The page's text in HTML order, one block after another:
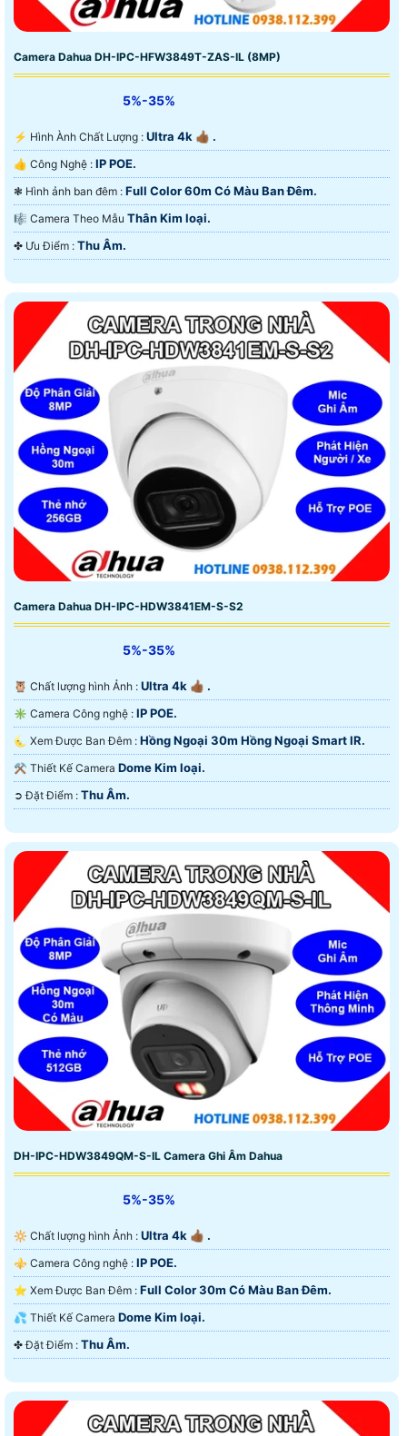
Camera Dahua DH-IPC-HFW3849T-ZAS-IL (8MP)
5%-35%
️⚡ Hình Ành Chất Lượng : Ultra 4k 👍🏾 .
👍 Công Nghệ : IP POE.
❃ Hình ảnh ban đêm : Full Color 60m Có Màu Ban Ðêm.
🎼️ Camera Theo Mẫu Thân Kim loại.
️✤ Ưu Điểm : Thu Âm.
Camera Dahua DH-IPC-HDW3841EM-S-S2
5%-35%
🦉 Chất lượng hình Ảnh : Ultra 4k 👍🏾 .
✳️ Camera Công nghệ : IP POE.
🌜 Xem Được Ban Đêm : Hồng Ngoại 30m Hồng Ngoại Smart IR.
⚒ Thiết Kế Camera Dome Kim loại.
️➲ Đặt Điểm : Thu Âm.
DH-IPC-HDW3849QM-S-IL Camera Ghi Âm Dahua
5%-35%
🔆 Chất lượng hình Ảnh : Ultra 4k 👍🏾 .
⚜️ Camera Công nghệ : IP POE.
⭐ Xem Được Ban Đêm : Full Color 30m Có Màu Ban Ðêm.
💦 Thiết Kế Camera Dome Kim loại.
️✤ Đặt Điểm : Thu Âm.